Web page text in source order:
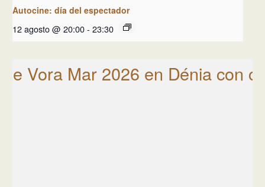
Autocine: día del espectador
12 agosto @ 20:00- 23:30